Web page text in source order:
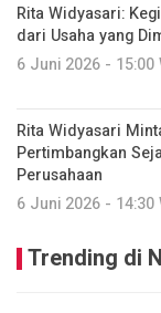
Rita Widyasari:
dari Usaha yang
6 Juni 2026 - 15:00
Rita Widyasari
Pertimbangkan
Perusahaan
6 Juni 2026 - 14:30
Trending di